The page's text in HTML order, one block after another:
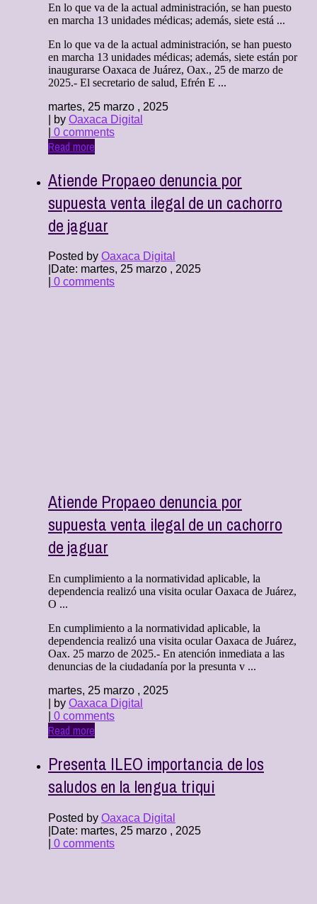
En lo que va de la actual administración, se han puesto
en marcha 13 unidades médicas; además, siete está ...
En lo que va de la actual administración, se han puesto
en marcha 13 unidades médicas; además, siete están por
inaugurarse Oaxaca de Juárez, Oax., 25 de marzo de
2025.- El secretario de salud, Efrén E ...
martes, 25 marzo , 2025
| by Oaxaca Digital
0 comments
Read more
Atiende Propaeo denuncia por
supuesta venta ilegal de un cachorro
de jaguar
Posted by Oaxaca Digital
Date: martes, 25 marzo , 2025
0 comments
Atiende Propaeo denuncia por
supuesta venta ilegal de un cachorro
de jaguar
En cumplimiento a la normatividad aplicable, la
dependencia realizó una visita ocular Oaxaca de Juárez,
O ...
En cumplimiento a la normatividad aplicable, la
dependencia realizó una visita ocular Oaxaca de Juárez,
Oax. 25 marzo de 2025.- En atención inmediata a las
denuncias de la ciudadanía por la presunta v ...
martes, 25 marzo , 2025
| by Oaxaca Digital
0 comments
Read more
Presenta ILEO importancia de los
saludos en la lengua triqui
Posted by Oaxaca Digital
Date: martes, 25 marzo , 2025
0 comments